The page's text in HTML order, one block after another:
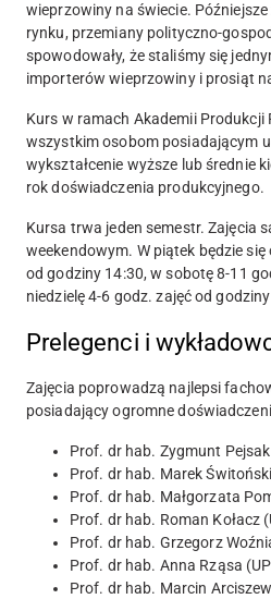
wieprzowiny na świecie.
rynku, przemiany polityczno-
spowodowały, że staliśmy się
importerów wieprzowiny i prosiąt
Kurs w ramach Akademii
wszystkim osobom posiadającym
wykształcenie wyższe lub średnie
rok doświadczenia produkcyjnego.
Kursa trwa jeden semestr. Zajęcia
weekendowym. W piątek będzie
od godziny 14:30, w sobotę 8-11
niedzielę 4-6 godz. zajęć od
Prelegenci i
Zajęcia poprowadzą najlepsi
posiadający ogromne
Prof. dr hab. Zygmunt
Prof. dr hab. Marek
Prof. dr hab. Małgorzata
Prof. dr hab. Roman Kołacz
Prof. dr hab. Grzegorz
Prof. dr hab. Anna Rząsa
Prof. dr hab. Marcin